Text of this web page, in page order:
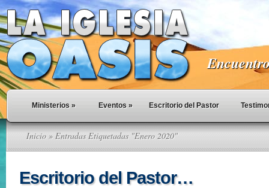
Ministerios » Eventos » Escritorio del Pastor
Inicio » Entradas Etiquetadas "Enero 2020"
Escritorio del Pastor…